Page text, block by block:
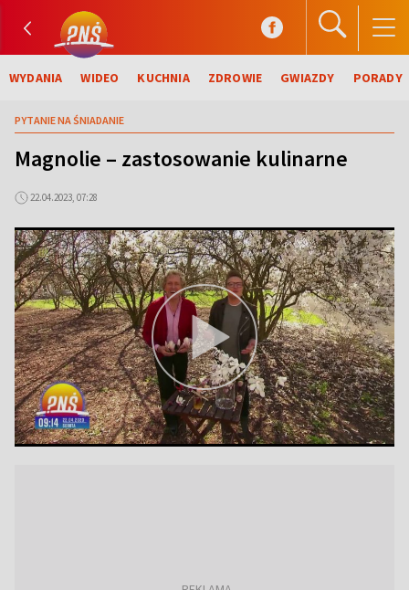
WYDANIA WIDEO KUCHNIA ZDROWIE GWIAZDY PORADY
PYTANIE NA ŚNIADANIE
Magnolie – zastosowanie kulinarne
22.04.2023, 07:28